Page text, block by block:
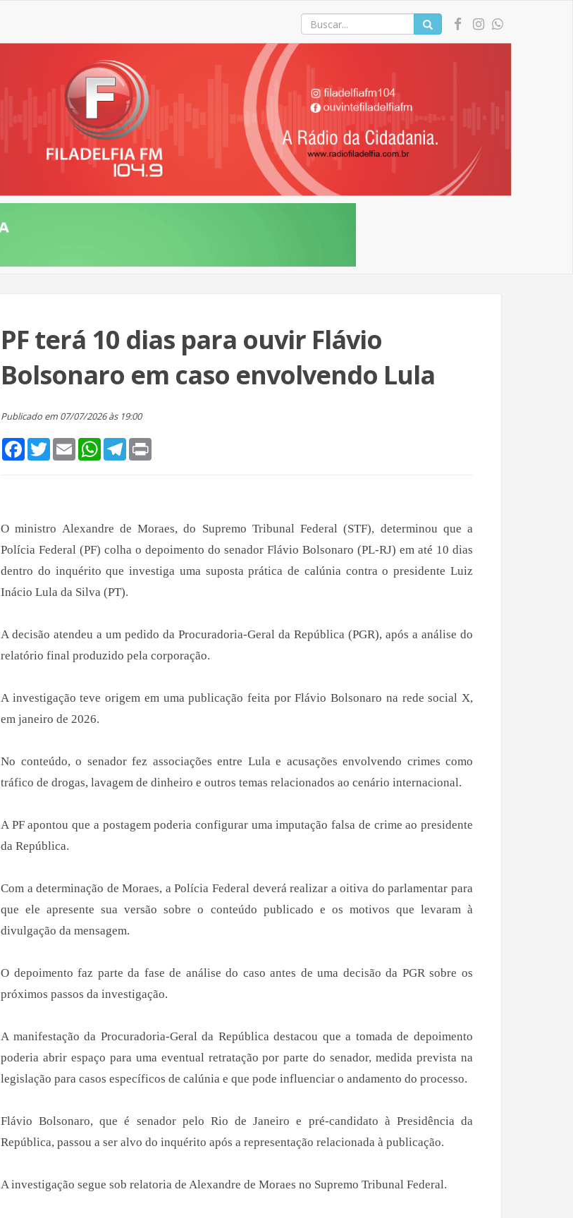
PF terá 10 dias para ouvir Flávio
Bolsonaro em caso envolvendo Lula
Publicado em 07/07/2026 às 19:00
FacebookTwitterEmail WhatsApp
Telegram
O ministro Alexandre de Moraes, do Supremo Tribunal Federal (STF), determinou que a
Polícia Federal (PF) colha o depoimento do senador Flávio Bolsonaro (PL-RJ) em até 10 dias
dentro do inquérito que investiga uma suposta prática de calúnia contra o presidente Luiz
Inácio Lula da Silva (PT).
A decisão atendeu a um pedido da Procuradoria-Geral da República (PGR), após a análise do
relatório final produzido pela corporação.
A investigação teve origem em uma publicação feita por Flávio Bolsonaro na rede social X,
em janeiro de 2026.
No conteúdo, o senador fez associações entre Lula e acusações envolvendo crimes como
tráfico de drogas, lavagem de dinheiro e outros temas relacionados ao cenário internacional.
A PF apontou que a postagem poderia configurar uma imputação falsa de crime ao presidente
da República.
Com a determinação de Moraes, a Polícia Federal deverá realizar a oitiva do parlamentar para
que ele apresente sua versão sobre o conteúdo publicado e os motivos que levaram à
divulgação da mensagem.
O depoimento faz parte da fase de análise do caso antes de uma decisão da PGR sobre os
próximos passos da investigação.
A manifestação da Procuradoria-Geral da República destacou que a tomada de depoimento
poderia abrir espaço para uma eventual retratação por parte do senador, medida prevista na
legislação para casos específicos de calúnia e que pode influenciar o andamento do processo.
Flávio Bolsonaro, que é senador pelo Rio de Janeiro e pré-candidato à Presidência da
República, passou a ser alvo do inquérito após a representação relacionada à publicação.
A investigação segue sob relatoria de Alexandre de Moraes no Supremo Tribunal Federal.